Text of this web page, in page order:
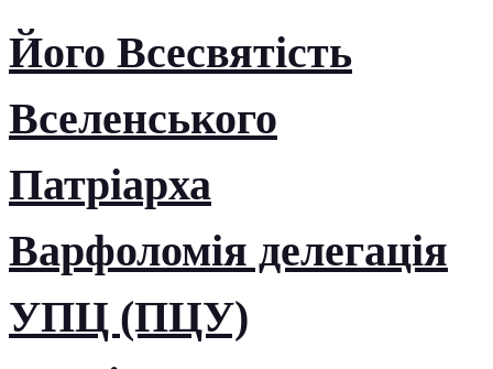
Його Всесвятість
Вселенського
Патріарха
Варфоломія делегація
УПЦ (ПЦУ)